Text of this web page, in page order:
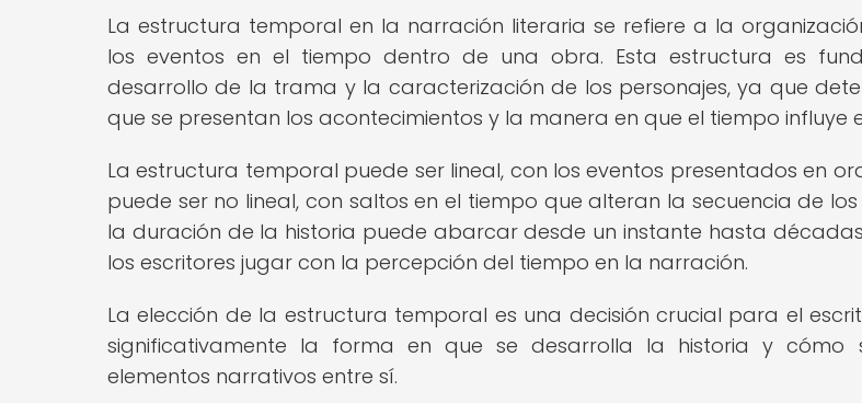
La estructura temporal en la narración literaria se refiere a la
los eventos en el tiempo dentro de una obra. Esta estructura es
desarrollo de la trama y la caracterización de los personajes, ya que
que se presentan los acontecimientos y la manera en que el tiempo influye
La estructura temporal puede ser lineal, con los eventos presentados en
puede ser no lineal, con saltos en el tiempo que alteran la secuencia de los
la duración de la historia puede abarcar desde un instante hasta
los escritores jugar con la percepción del tiempo en la narración.
La elección de la estructura temporal es una decisión crucial para el
significativamente la forma en que se desarrolla la historia y cómo
elementos narrativos entre sí.